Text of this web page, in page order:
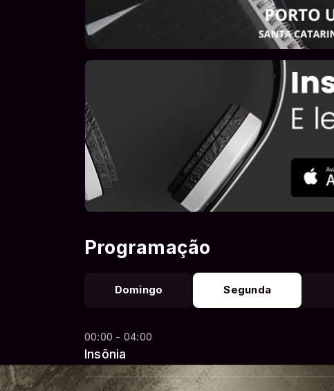
Programação
Domingo Segunda
00:00 - 04:00
Insônia